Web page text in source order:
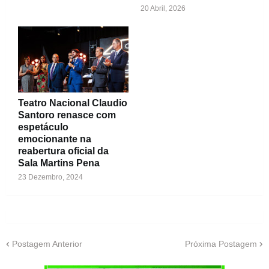
20 Abril, 2026
Teatro Nacional Claudio
Santoro renasce com
espetáculo
emocionante na
reabertura oficial da
Sala Martins Pena
23 Dezembro, 2024
Postagem Anterior Próxima Postagem